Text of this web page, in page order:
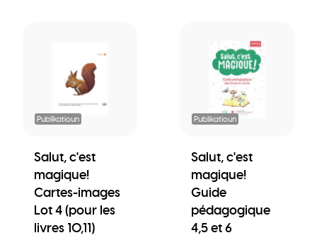
Publikatioun
Salut, c'est
magique!
Cartes-images
Lot 4 (pour les
livres 10,11)
Publikatioun
Salut, c'est
magique!
Guide
pédagogique
4,5 et 6